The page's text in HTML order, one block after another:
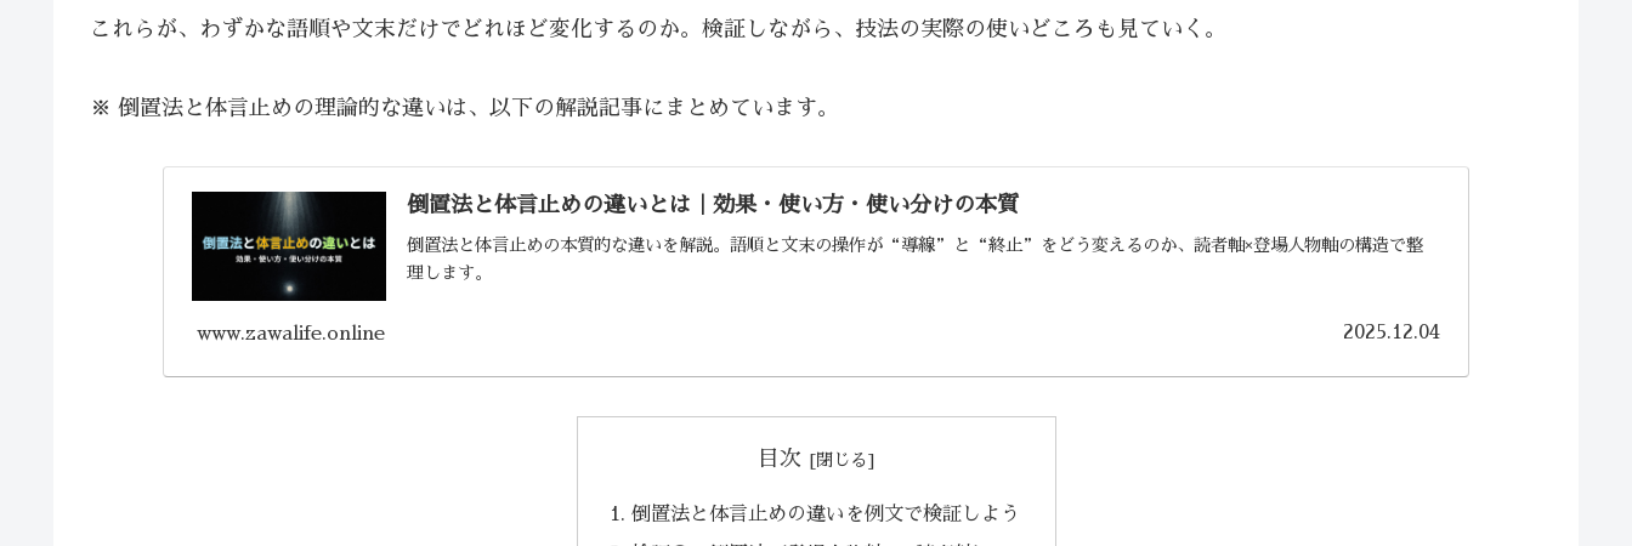
これらが、わずかな語順や文末だけでどれほど変化するのか。検証しながら、技法の実際の使いどころも見ていく。
※ 倒置法と体言止めの理論的な違いは、以下の解説記事にまとめています。
倒置法と体言止めの違いとは｜効果・使い方・使い分けの本質
倒置法と体言止めの本質的な違いを解説。語順と文末の操作が“導線”と“終止”をどう変えるのか、読者軸×登場人物軸の構造で整
理します。
www.zawalife.online 2025.12.04
目次
倒置法と体言止めの違いを例文で検証しよう